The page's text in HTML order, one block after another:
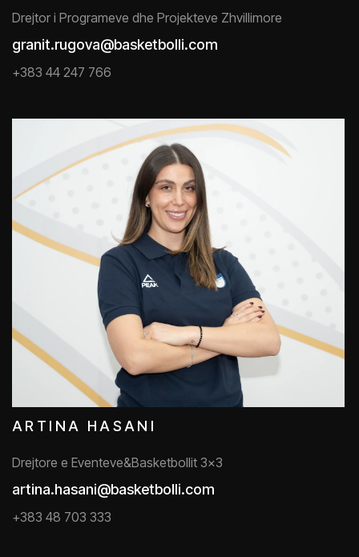
Drejtor i Programeve dhe Projekteve Zhvillimore
granit.rugova@basketbolli.com
+383 44 247 766
ARTINA HASANI
Drejtore e Eventeve&Basketbollit 3x3
artina.hasani@basketbolli.com
+383 48 703 333